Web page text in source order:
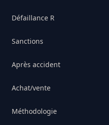
Défaillance R
Sanctions
Après accident
Achat/vente
Méthodologie